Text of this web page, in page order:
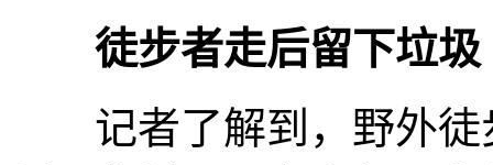
徒步者走后留下垃圾
记者了解到，野外徒